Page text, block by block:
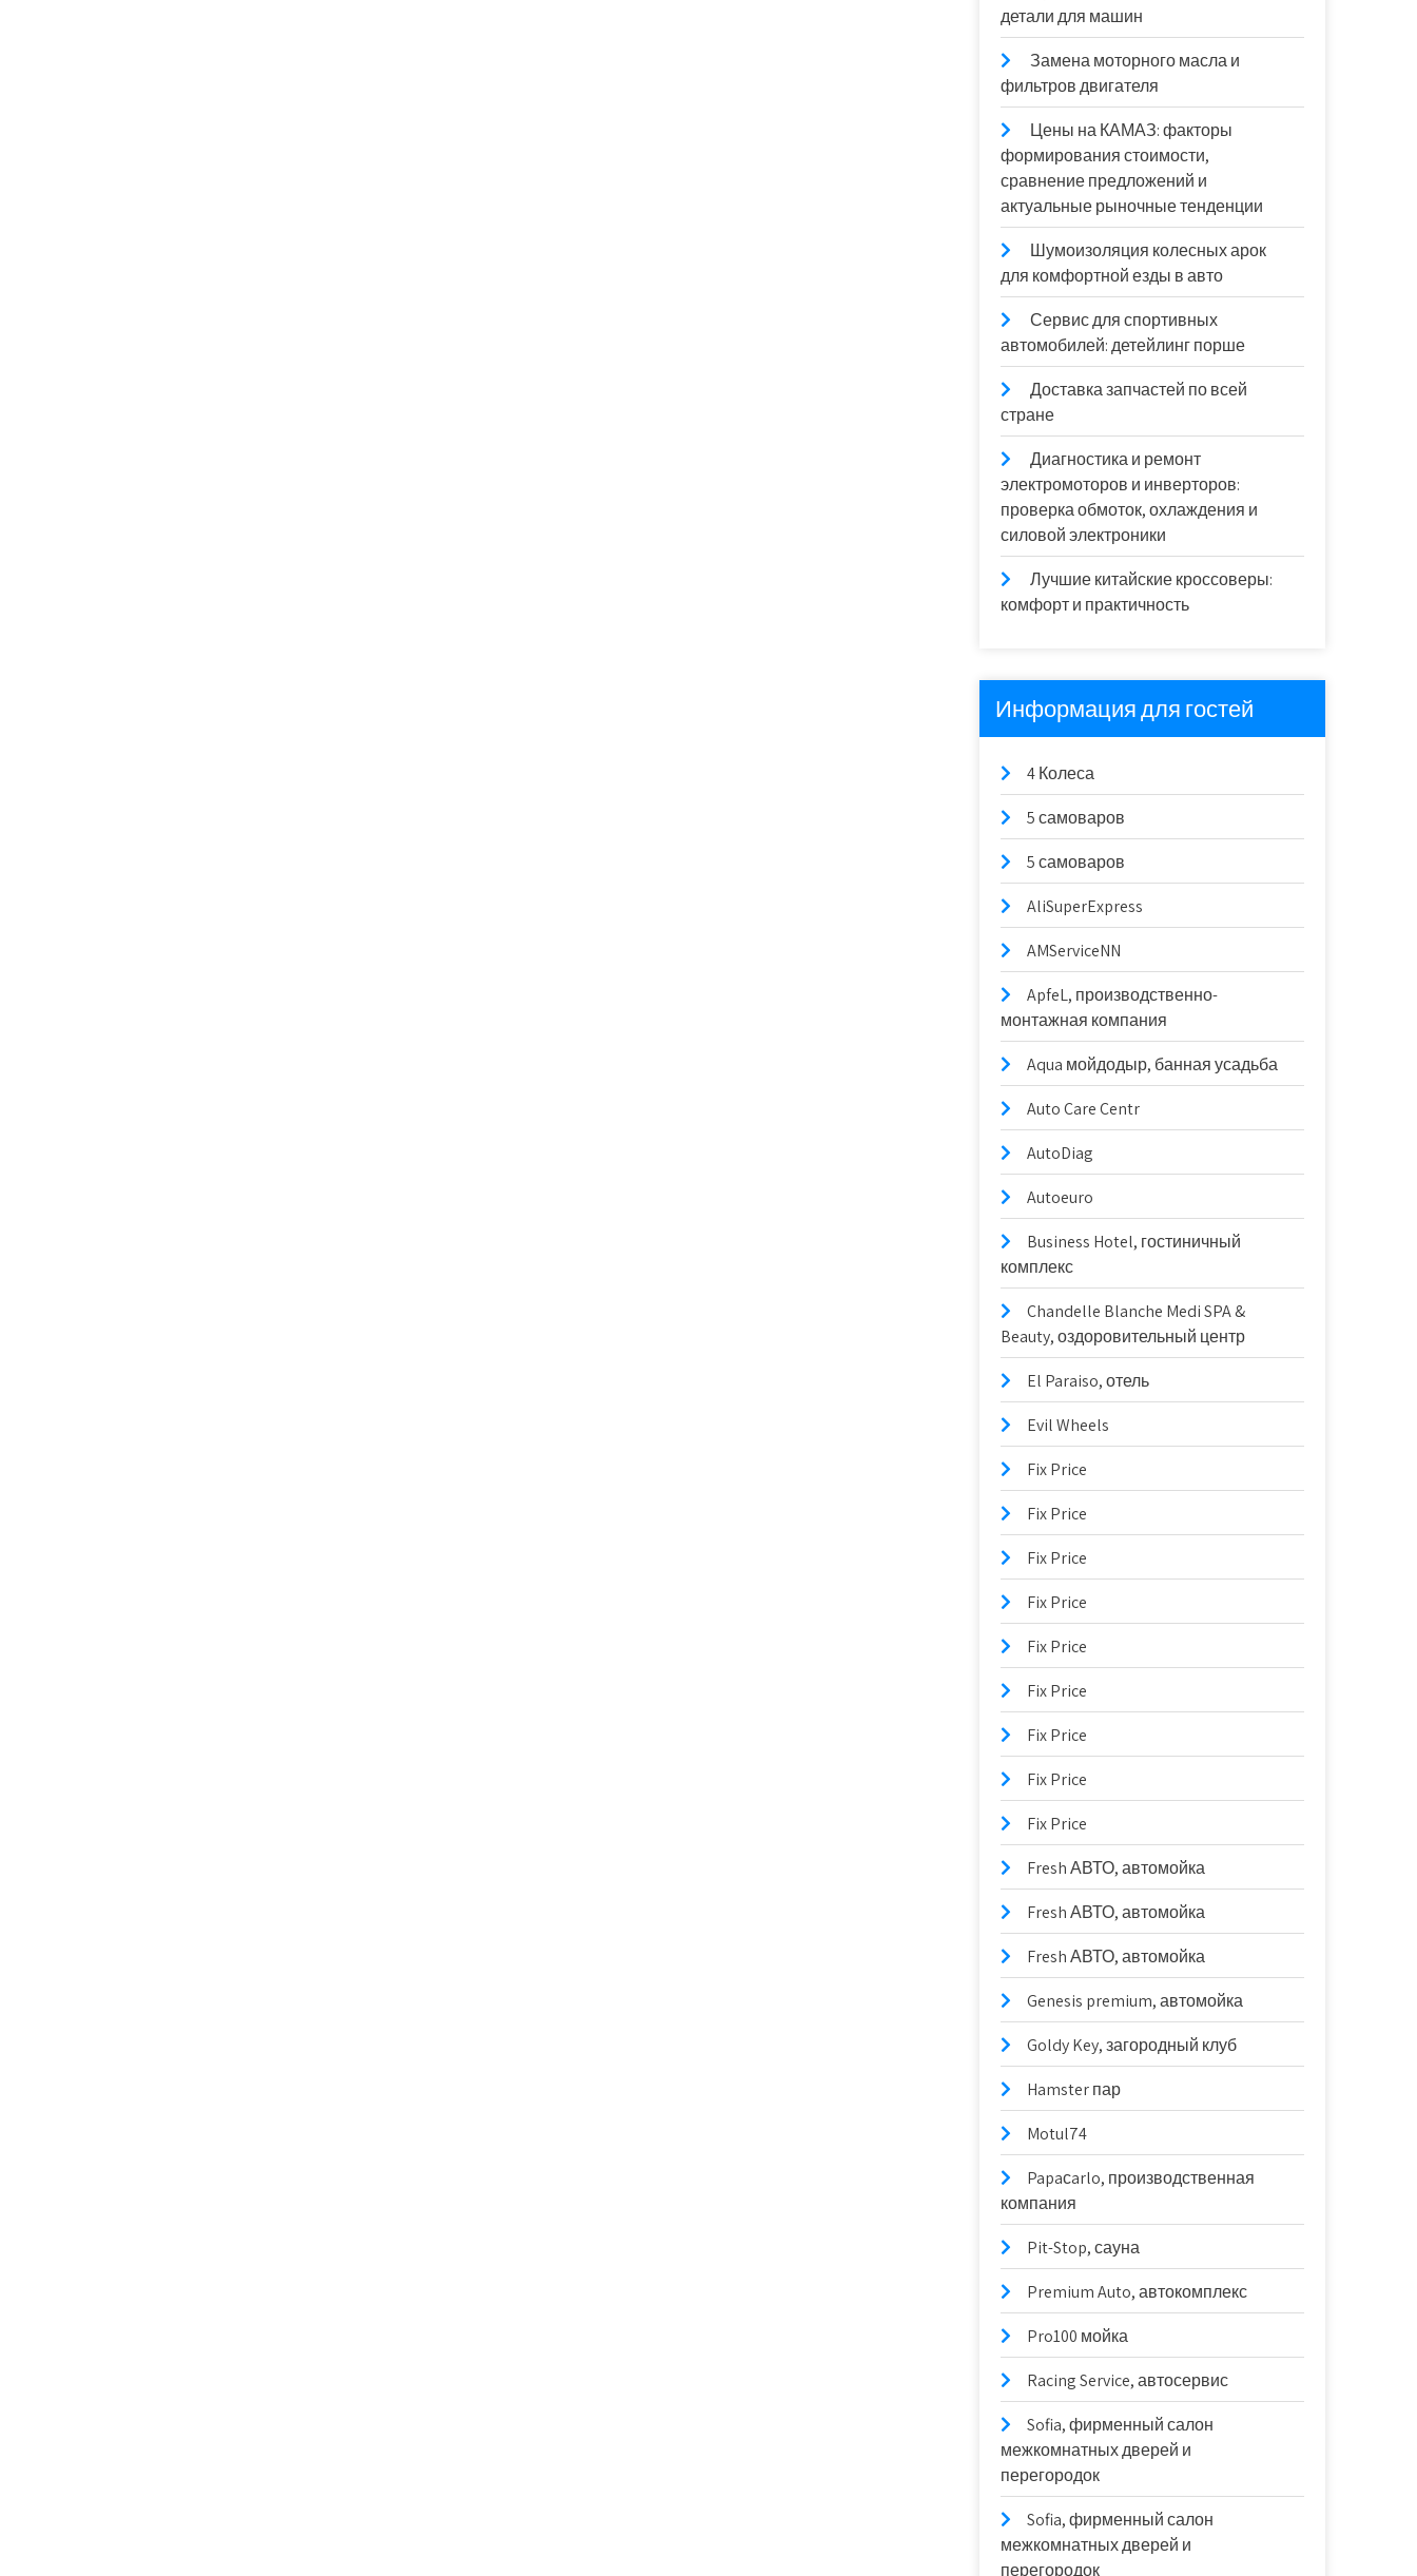
детали для машин
Замена моторного масла и
фильтров двигателя
Цены на КАМАЗ: факторы
формирования стоимости,
сравнение предложений и
актуальные рыночные тенденции
Шумоизоляция колесных арок
для комфортной езды в авто
Сервис для спортивных
автомобилей: детейлинг порше
Доставка запчастей по всей
стране
Диагностика и ремонт
электромоторов и инверторов:
проверка обмоток, охлаждения и
силовой электроники
Лучшие китайские кроссоверы:
комфорт и практичность
Информация для гостей
4 Колеса
5 самоваров
5 самоваров
AliSuperExpress
AMServiceNN
ApfeL, производственно-
монтажная компания
Aqua мойдодыр, банная усадьба
Auto Care Centr
AutoDiag
Autoeuro
Business Hotel, гостиничный
комплекс
Chandelle Blanche Medi SPA &
Beauty, оздоровительный центр
El Paraiso, отель
Evil Wheels
Fix Price
Fix Price
Fix Price
Fix Price
Fix Price
Fix Price
Fix Price
Fix Price
Fix Price
Fresh АВТО, автомойка
Fresh АВТО, автомойка
Fresh АВТО, автомойка
Genesis premium, автомойка
Goldy Key, загородный клуб
Hamster пар
Motul74
Papaсarlo, производственная
компания
Pit-Stop, сауна
Premium Auto, автокомплекс
Pro100 мойка
Racing Service, автосервис
Sofia, фирменный салон
межкомнатных дверей и
перегородок
Sofia, фирменный салон
межкомнатных дверей и
перегородок